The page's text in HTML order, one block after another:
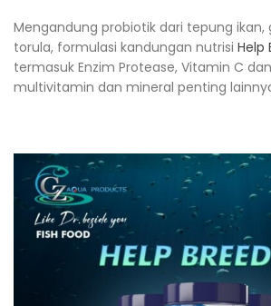
Mengandung probiotik dari tepung ikan,
torula, formulasi kandungan nutrisi Help
termasuk Enzim Protease, Vitamin C
multivitamin dan mineral penting